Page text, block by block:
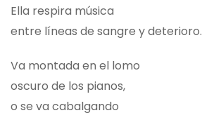
Ella respira música
entre líneas de sangre y deterioro.
Va montada en el lomo
oscuro de los pianos,
o se va cabalgando